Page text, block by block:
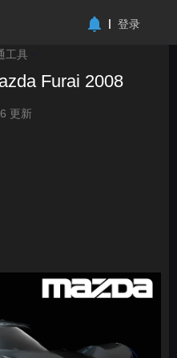
登录
工具
Furai 2008
更新